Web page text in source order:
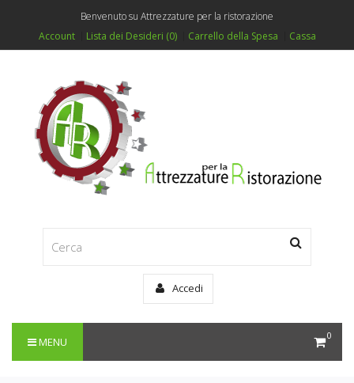
Benvenuto su Attrezzature per la ristorazione
Account
Lista dei Desideri (0) Carrello della Spesa Cassa
Accedi
0
MENU